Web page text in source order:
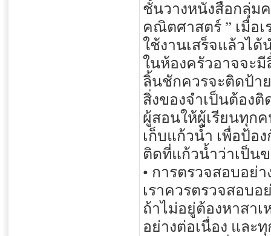
ชั้นวางหนังสือกลุ่ม
คณิตศาสตร์ ” เมื่อ
ใช้งานเสร็จแล้วไ
ในห้องครัวอาจจะ
ลิ้นชักควรจะติดป้า
สิ่งของจำเป็นต้อง
ผู้สอนให้ผู้เรียนทุก
เก็บแก้วน้ำ เพื่อป้อ
ติดที่แก้วน้ำว่าเป็น
• การตรวจสอบอย่า
เราควรตรวจสอบ
ถ้าไม่อยู่ต้องหาสาเ
อย่างต่อเนื่อง และ